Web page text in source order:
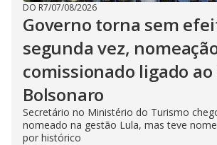
DO R7/07/08/2026
Governo torna sem
segunda vez,
comissionado ligado ao
Bolsonaro
Secretário no Ministério do Turismo
nomeado na gestão Lula, mas teve
por histórico